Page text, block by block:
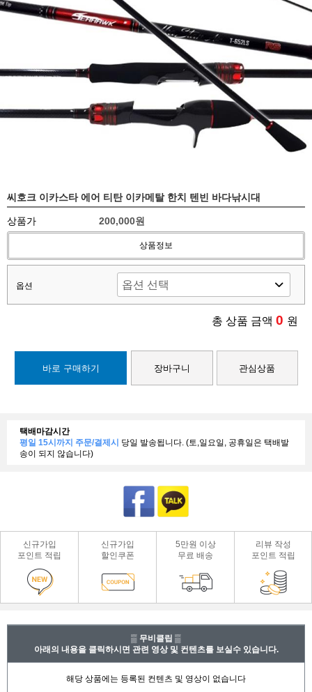
씨호크 이카스타 에어 티탄 이카메탈 한치 텐빈 바다낚시대
상품가 200,000원
상품정보
옵션
총 상품 금액 0 원
바로 구매하기 장바구니 관심상품
택배마감시간
평일 15시까지 주문/결제시 당일 발송됩니다. (토,일요일, 공휴일은 택배발
송이 되지 않습니다)
신규가입
포인트 적립
신규가입
할인쿠폰
5만원 이상
무료 배송
리뷰 작성
포인트 적립
▒ 무비클립 ▒
아래의 내용을 클릭하시면 관련 영상 및 컨텐츠를 보실수 있습니다.